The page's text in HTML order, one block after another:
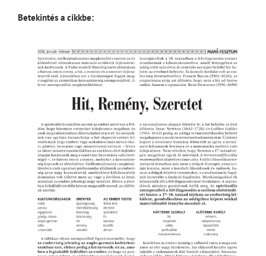
Betekintés a cikkbe: